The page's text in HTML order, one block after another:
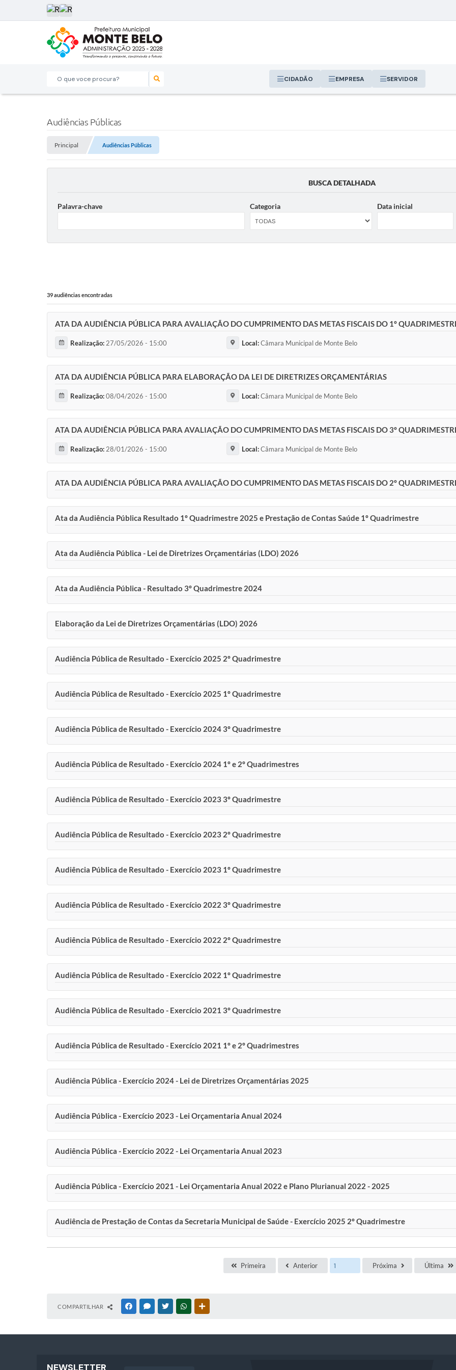
O que voce procura? CIDADÃO EMPRESA SERVIDOR
Audiências Públicas
Principal Audiências Públicas
BUSCA DETALHADA
Palavra-chave Categoria Data inicial
39 audiências encontradas
ATA DA AUDIÊNCIA PÚBLICA PARA AVALIAÇÃO DO CUMPRIMENTO DAS METAS FISCAIS DO 1º
Realização: 27/05/2026 - 15:00 Local:Câmara Municipal de Monte Belo
ATA DA AUDIÊNCIA PÚBLICA PARA ELABORAÇÃO DA LEI DE DIRETRIZES ORÇAMENTÁRIAS
Realização:08/04/2026 - 15:00 Local:Câmara Municipal de Monte Belo
ATA DA AUDIÊNCIA PÚBLICA PARA AVALIAÇÃO DO CUMPRIMENTO DAS METAS FISCAIS DO 3º
Realização: 28/01/2026 - 15:00 Local:Câmara Municipal de Monte Belo
ATA DA AUDIÊNCIA PÚBLICA PARA AVALIAÇÃO DO CUMPRIMENTO DAS METAS FISCAIS DO 2º
Ata da Audiência Pública Resultado 1º Quadrimestre 2025 e Prestação de Contas Saúde 1º Quadrimestre
Ata da Audiência Pública - Lei de Diretrizes Orçamentárias (LDO) 2026
Ata da Audiência Pública - Resultado 3º Quadrimestre 2024
Elaboração da Lei de Diretrizes Orçamentárias (LDO) 2026
Audiência Pública de Resultado - Exercício 2025 2º Quadrimestre
Audiência Pública de Resultado - Exercício 2025 1º Quadrimestre
Audiência Pública de Resultado - Exercício 2024 3º Quadrimestre
Audiência Pública de Resultado - Exercício 2024 1º e 2º Quadrimestres
Audiência Pública de Resultado - Exercício 2023 3º Quadrimestre
Audiência Pública de Resultado - Exercício 2023 2º Quadrimestre
Audiência Pública de Resultado - Exercício 2023 1º Quadrimestre
Audiência Pública de Resultado - Exercício 2022 3º Quadrimestre
Audiência Pública de Resultado - Exercício 2022 2º Quadrimestre
Audiência Pública de Resultado - Exercício 2022 1º Quadrimestre
Audiência Pública de Resultado - Exercício 2021 3º Quadrimestre
Audiência Pública de Resultado - Exercício 2021 1º e 2º Quadrimestres
Audiência Pública - Exercício 2024 - Lei de Diretrizes Orçamentárias 2025
Audiência Pública - Exercício 2023 - Lei Orçamentaria Anual 2024
Audiência Pública - Exercício 2022 - Lei Orçamentaria Anual 2023
Audiência Pública - Exercício 2021 - Lei Orçamentaria Anual 2022 e Plano Plurianual 2022 - 2025
Audiência de Prestação de Contas da Secretaria Municipal de Saúde - Exercício 2025 2º Quadrimestre
Primeira Anterior Próxima Última
COMPARTILHAR FACEBOOKMESSENGER
TWITTERWHATSAPP
NEWSLETTER